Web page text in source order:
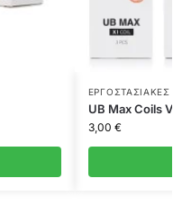
ΕΡΓΟΣΤΑΣΙΑΚΈΣ
UB Max Coils
3,00 €